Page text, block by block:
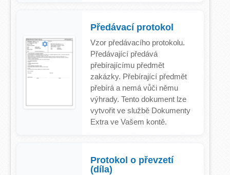
Předávací protokol
Vzor předávacího protokolu.
Předávající předává
přebírajícímu předmět
zakázky. Přebírající předmět
přebírá a nemá vůči němu
výhrady. Tento dokument lze
vytvořit ve službě Dokumenty
Extra ve Vašem kontě.
Protokol o převzetí
(díla)